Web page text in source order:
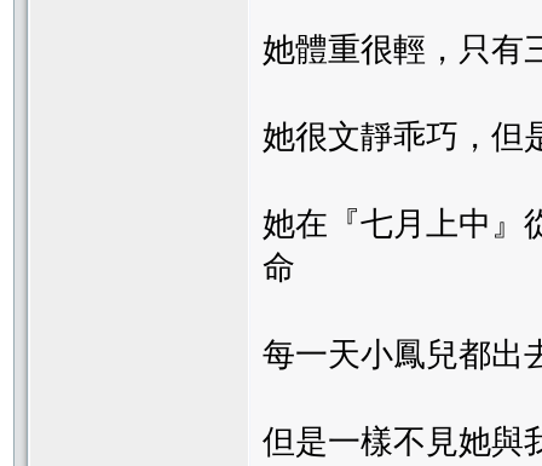
她體重很輕，只有
她很文靜乖巧，但
她在『七月上中』
命
每一天小鳳兒都出
但是一樣不見她與